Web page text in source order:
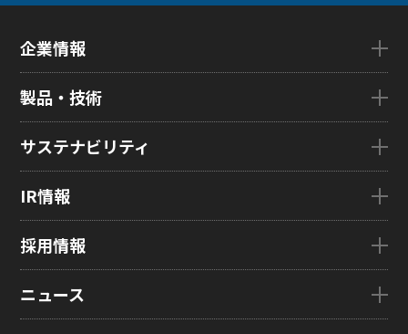
企業情報
ごあいさつ
企業理念
グローバル子会社
製品・技術
eLEAP
HMO
Rælclear
医療・産業・デジタルカメラ用ディスプレイ
サステナビリティ
トップメッセージ
環境
ガバナンス
IR情報
経営方針
株式・株主情報
採用情報
新卒採用情報
ニュース